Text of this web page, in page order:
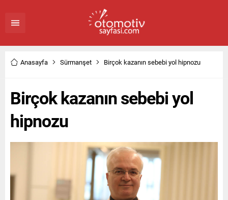
Anasayfa Sürmanşet Birçok kazanın sebebi yol hipnozu
Birçok kazanın sebebi yol
hipnozu